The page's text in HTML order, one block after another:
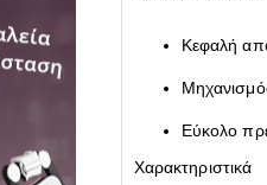
Κεφαλή
Εύκολο
Χαρακτηριστικά